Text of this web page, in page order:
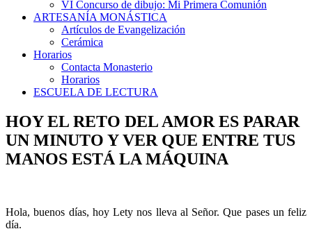
VI Concurso de dibujo: Mi Primera Comunión
ARTESANÍA MONÁSTICA
Artículos de Evangelización
Cerámica
Horarios
Contacta Monasterio
Horarios
ESCUELA DE LECTURA
HOY EL RETO DEL AMOR ES PARAR
UN MINUTO Y VER QUE ENTRE TUS
MANOS ESTÁ LA MÁQUINA
Hola, buenos días, hoy Lety nos lleva al Señor. Que pases un feliz
día.